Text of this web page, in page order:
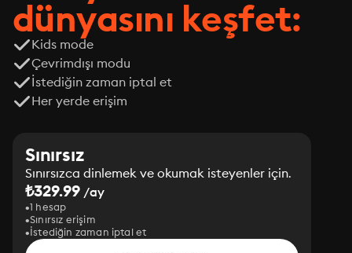
dünyasını keşfet:
Kids mode
Çevrimdışı modu
İstediğin zaman iptal et
Her yerde erişim
Sınırsız
Sınırsızca dinlemek ve okumak isteyenler için.
₺329.99 /ay
1 hesap
Sınırsız erişim
İstediğin zaman iptal et